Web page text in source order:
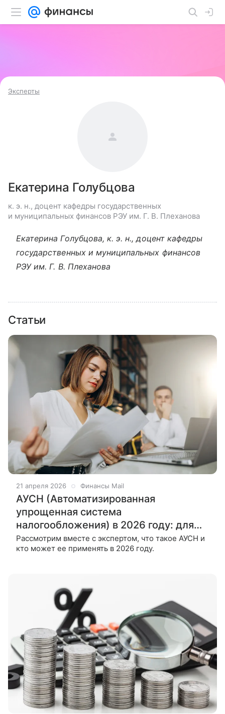
Эксперты
Екатерина Голубцова
к. э. н., доцент кафедры государственных
и муниципальных финансов РЭУ им. Г. В. Плеханова
Екатерина Голубцова, к. э. н., доцент кафедры
государственных и муниципальных финансов
РЭУ им. Г. В. Плеханова
Статьи
21 апреля 2026 Финансы Mail
АУСН (Автоматизированная
упрощенная система
налогообложения) в 2026 году: для
ИП и ООО
Рассмотрим вместе с экспертом, что такое АУСН и
кто может ее применять в 2026 году.